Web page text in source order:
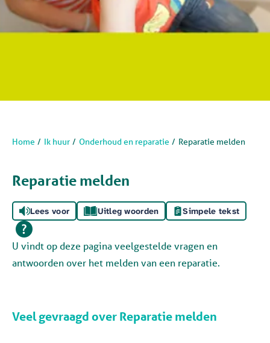
Home Ik huur Onderhoud en reparatie Reparatie melden
Reparatie melden
Lees voor Uitleg woorden Simpele tekst
U vindt op deze pagina veelgestelde vragen en
antwoorden over het melden van een reparatie.
Veel gevraagd over Reparatie melden